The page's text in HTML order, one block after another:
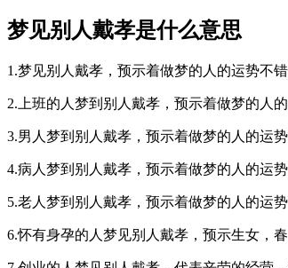
梦见别人戴孝是什么意思
1.梦见别人戴孝，预示着做梦的人的运势不
2.上班的人梦到别人戴孝，预示着做梦的人
3.男人梦到别人戴孝，预示着做梦的人的运
4.病人梦到别人戴孝，预示着做梦的人的运
5.老人梦到别人戴孝，预示着做梦的人的运
6.怀有身孕的人梦见别人戴孝，预示生女，